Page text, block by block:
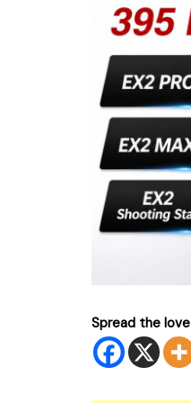
Spread the love